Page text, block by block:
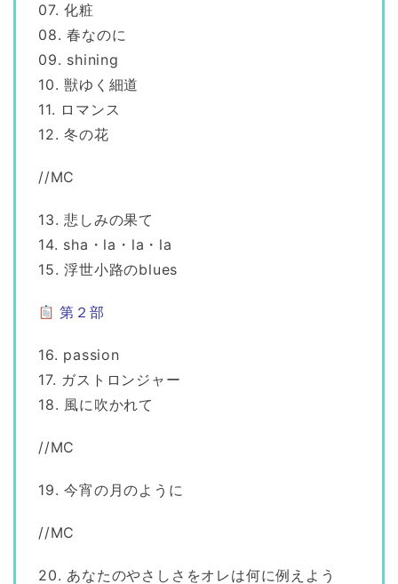
07. 化粧
08. 春なのに
09. shining
10. 獣ゆく細道
11. ロマンス
12. 冬の花
//MC
13. 悲しみの果て
14. sha・la・la・la
15. 浮世小路のblues
第２部
16. passion
17. ガストロンジャー
18. 風に吹かれて
//MC
19. 今宵の月のように
//MC
20. あなたのやさしさをオレは何に例えよう